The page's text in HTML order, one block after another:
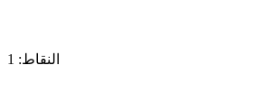
النقاط: 1